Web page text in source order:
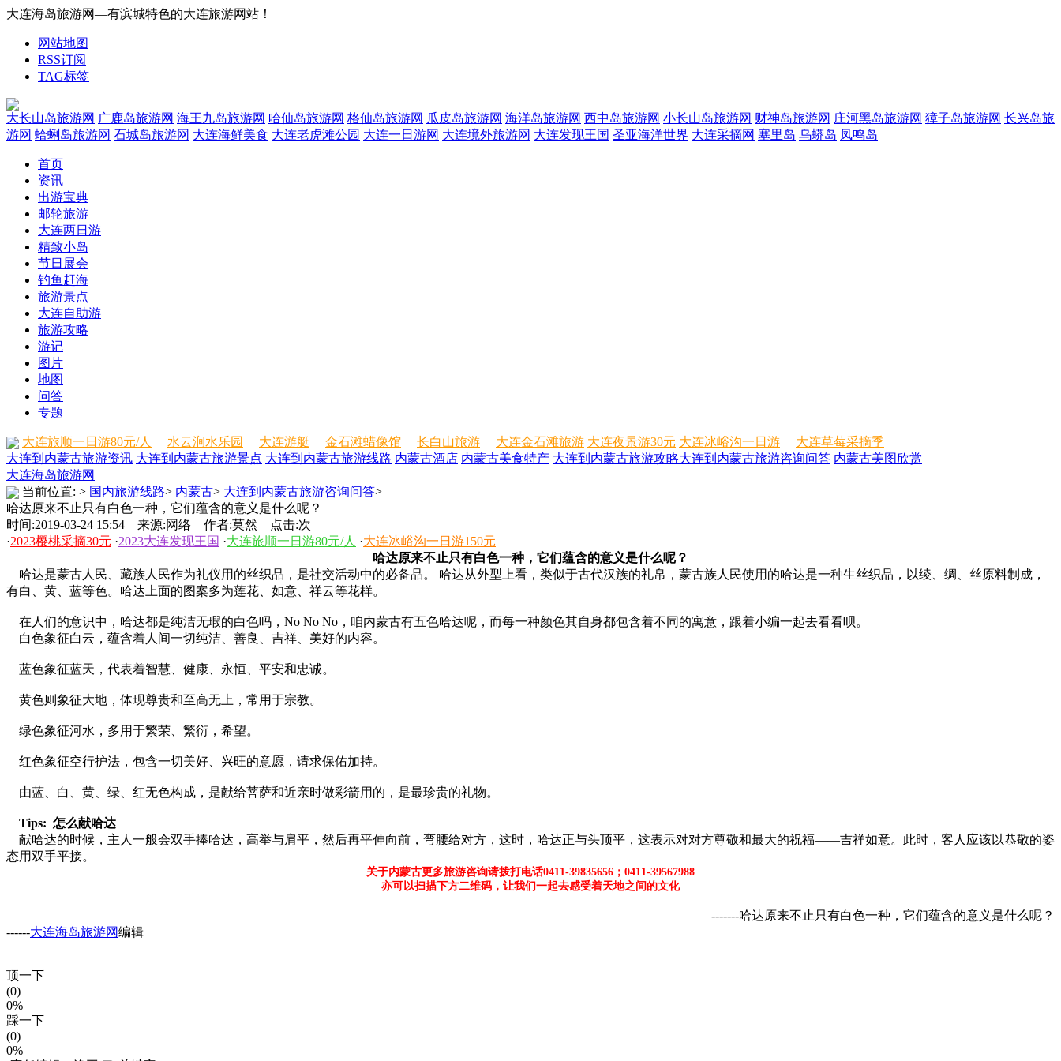
大连海岛旅游网—有滨城特色的大连旅游网站！
网站地图
RSS订阅
TAG标签
大长山岛旅游网 广鹿岛旅游网 海王九岛旅游网 哈仙岛旅游网 格仙岛旅游网 瓜皮岛旅游网 海洋岛旅游网 西中岛旅游网 小长山岛旅游网 财神岛旅游网 庄河黑岛旅游网 獐子岛旅游网 长兴岛旅
游网 蛤蜊岛旅游网 石城岛旅游网 大连海鲜美食 大连老虎滩公园 大连一日游网 大连境外旅游网 大连发现王国 圣亚海洋世界 大连采摘网 塞里岛 乌蟒岛 凤鸣岛
首页
资讯
出游宝典
邮轮旅游
大连两日游
精致小岛
节日展会
钓鱼赶海
旅游景点
大连自助游
旅游攻略
游记
图片
地图
问答
专题
大连旅顺一日游80元/人 水云涧水乐园 大连游艇 金石滩蜡像馆 长白山旅游 大连金石滩旅游 大连夜景游30元 大连冰峪沟一日游
大连草莓采摘季
大连到内蒙古旅游资讯 大连到内蒙古旅游景点 大连到内蒙古旅游线路 内蒙古酒店 内蒙古美食特产 大连到内蒙古旅游攻略大连到内蒙古旅游咨询问答 内蒙古美图欣赏
大连海岛旅游网
当前位置: > 国内旅游线路> 内蒙古> 大连到内蒙古旅游咨询问答>
哈达原来不止只有白色一种，它们蕴含的意义是什么呢？
时间:2019-03-24 15:54 来源:网络 作者:莫然 点击:次
·2023樱桃采摘30元 ·2023大连发现王国 ·大连旅顺一日游80元/人 ·大连冰峪沟一日游150元
哈达原来不止只有白色一种，它们蕴含的意义是什么呢？
哈达是蒙古人民、藏族人民作为礼仪用的丝织品，是社交活动中的必备品。 哈达从外型上看，类似于古代汉族的礼帛，蒙古族人民使用的哈达是一种生丝织品，以绫、绸、丝原料制成，
有白、黄、蓝等色。哈达上面的图案多为莲花、如意、祥云等花样。
在人们的意识中，哈达都是纯洁无瑕的白色吗，No No No，咱内蒙古有五色哈达呢，而每一种颜色其自身都包含着不同的寓意，跟着小编一起去看看呗。
白色象征白云，蕴含着人间一切纯洁、善良、吉祥、美好的内容。
蓝色象征蓝天，代表着智慧、健康、永恒、平安和忠诚。
黄色则象征大地，体现尊贵和至高无上，常用于宗教。
绿色象征河水，多用于繁荣、繁衍，希望。
红色象征空行护法，包含一切美好、兴旺的意愿，请求保佑加持。
由蓝、白、黄、绿、红无色构成，是献给菩萨和近亲时做彩箭用的，是最珍贵的礼物。
Tips: 怎么献哈达
献哈达的时候，主人一般会双手捧哈达，高举与肩平，然后再平伸向前，弯腰给对方，这时，哈达正与头顶平，这表示对对方尊敬和最大的祝福——吉祥如意。此时，客人应该以恭敬的姿
态用双手平接。
关于内蒙古更多旅游咨询请拨打电话0411-39835656；0411-39567988
亦可以扫描下方二维码，让我们一起去感受着天地之间的文化
-------哈达原来不止只有白色一种，它们蕴含的意义是什么呢？
------大连海岛旅游网编辑
顶一下
(0)
0%
踩一下
(0)
0%